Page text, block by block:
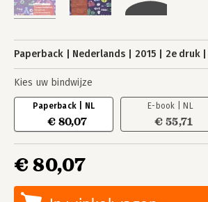
Paperback Nederlands 2015 2e druk
Kies uw bindwijze
Paperback | NL
€ 80,07
E-book | NL
€ 55,71
€ 80,07